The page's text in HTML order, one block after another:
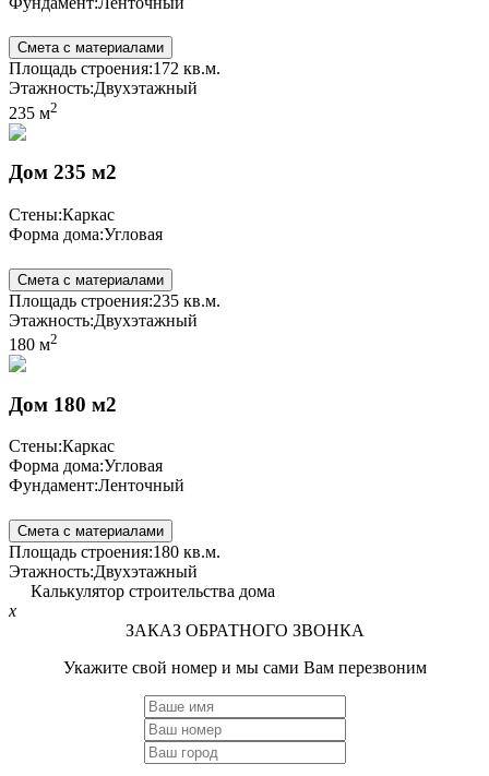
Смета с материалами
Площадь строения:172 кв.м.
Этажность:Двухэтажный
235 м2
Дом 235 м2
Стены:Каркас
Форма дома:Угловая
Смета с материалами
Площадь строения:235 кв.м.
Этажность:Двухэтажный
180 м2
Дом 180 м2
Стены:Каркас
Форма дома:Угловая
Фундамент:Ленточный
Смета с материалами
Площадь строения:180 кв.м.
Этажность:Двухэтажный
Калькулятор строительства дома
x
ЗАКАЗ ОБРАТНОГО ЗВОНКА
Укажите свой номер и мы сами Вам перезвоним